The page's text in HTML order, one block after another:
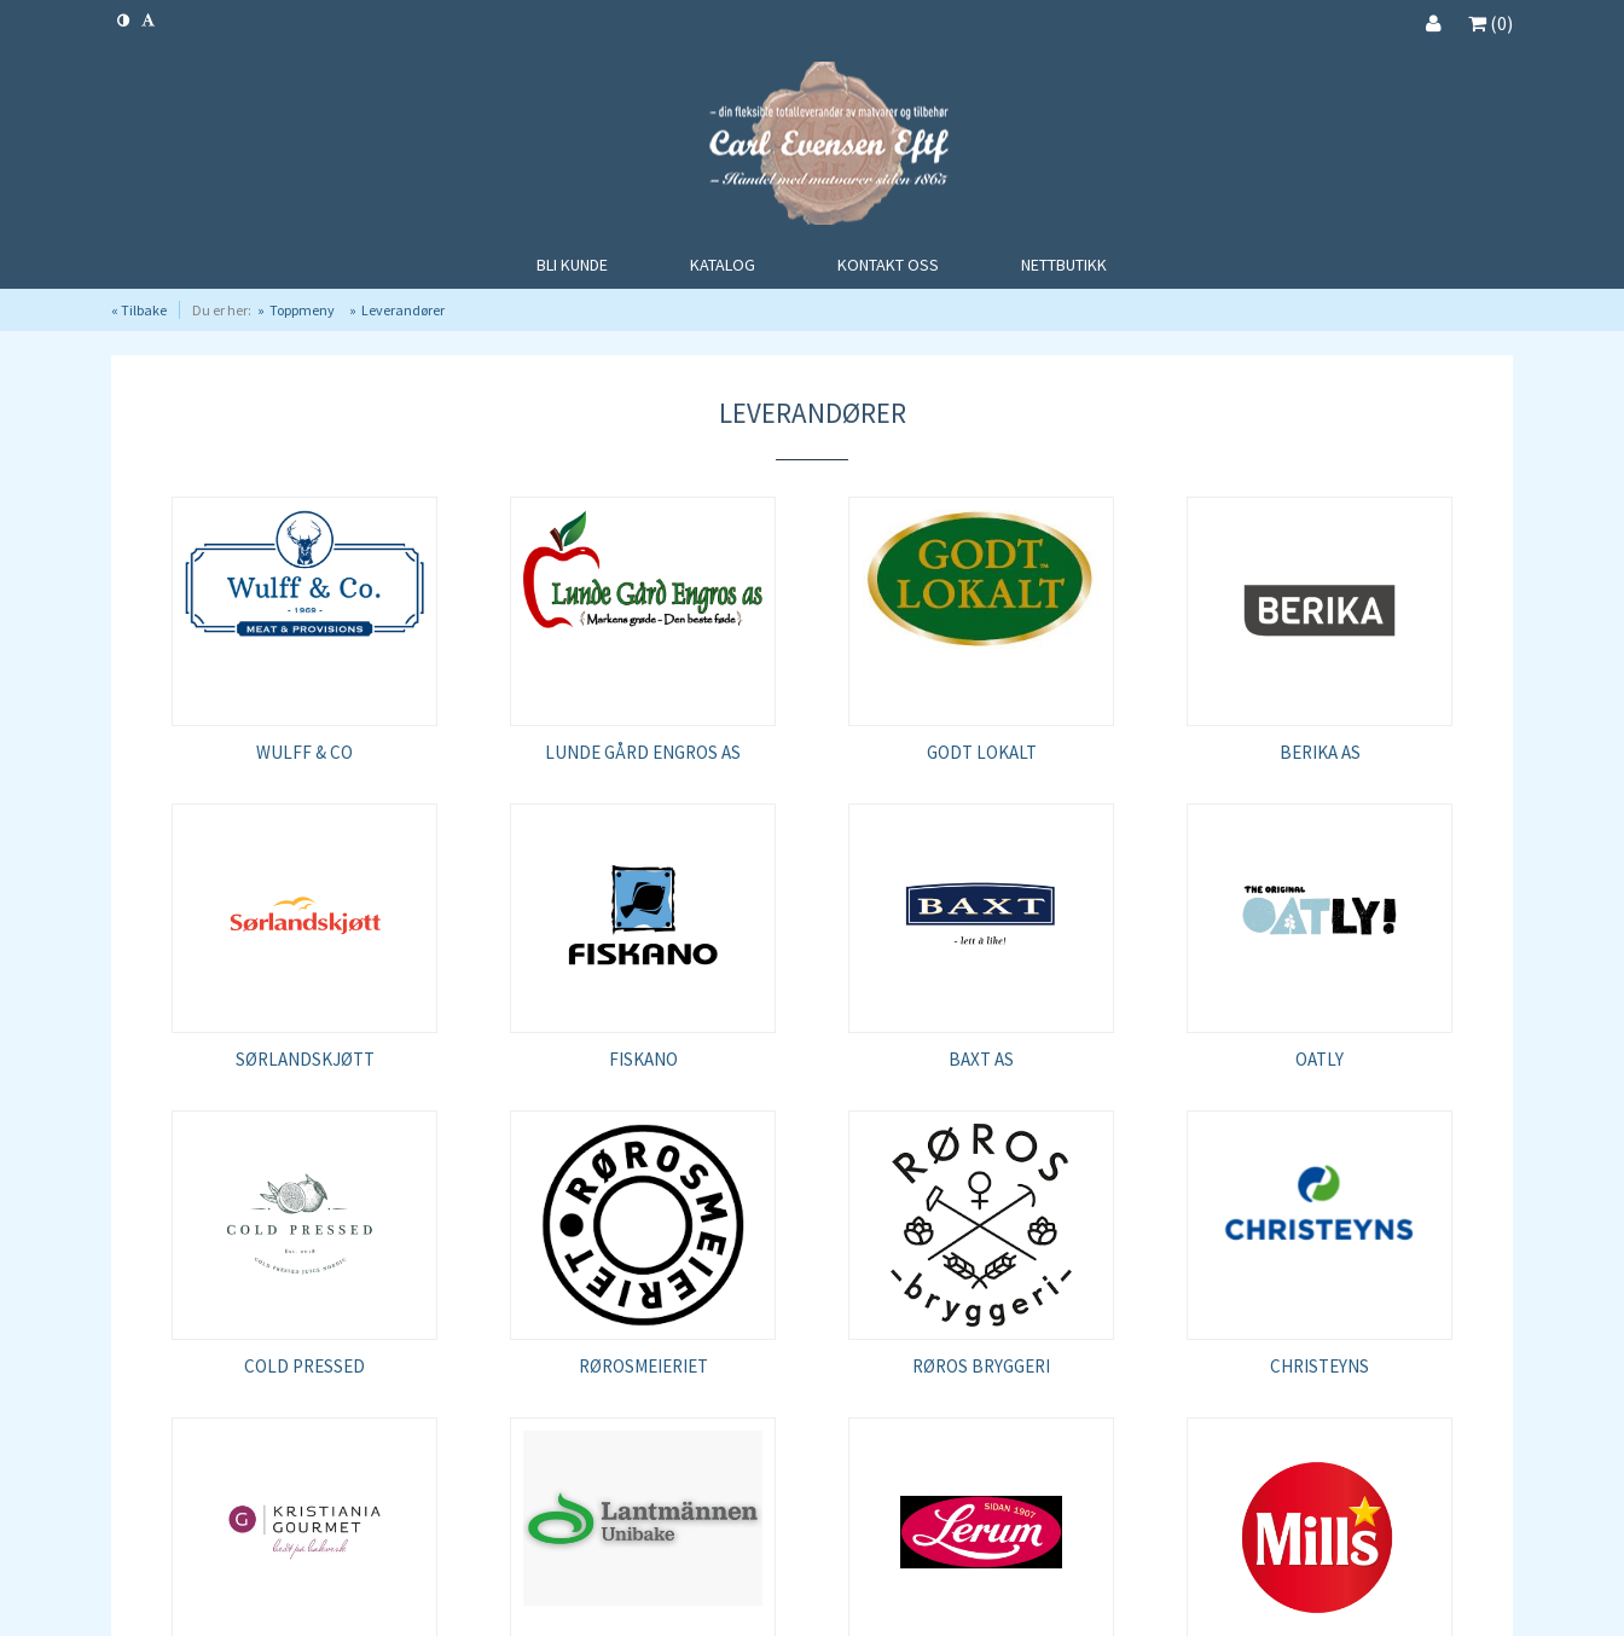
(0)
BLI KUNDE KATALOG KONTAKT OSS NETTBUTIKK
« Tilbake Du er her: Toppmeny Leverandører
LEVERANDØRER
WULFF & CO LUNDE GÅRD ENGROS AS GODT LOKALT BERIKA AS
SØRLANDSKJØTT FISKANO BAXT AS OATLY
COLD PRESSED RØROSMEIERIET RØROS BRYGGERI CHRISTEYNS